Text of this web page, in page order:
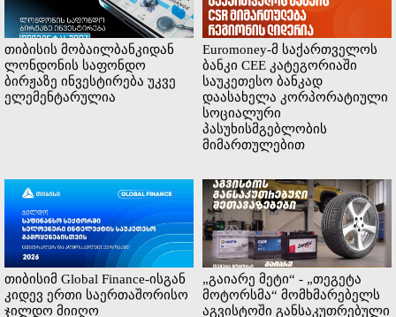
თიბისის მობაილბანკიდან
ლონდონის საფონდო
ბირჟაზე ინვესტირება უკვე
ელემენტარულია
Euromoney-მ საქართველოს
ბანკი CEE კატეგორიაში
საუკეთესო ბანკად
დაასახელა კორპორატიული
სოციალური
პასუხისმგებლობის
მიმართულებით
თიბისიმ Global Finance-ისგან
კიდევ ერთი საერთაშორისო
ჯილდო მიიღო
„გაიარე მეტი“ - „თეგეტა
მოტორსმა“ მომხმარებელს
აგვისტოში განსაკუთრებული